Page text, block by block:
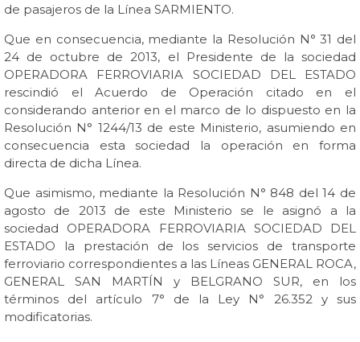
de pasajeros de la Línea SARMIENTO.
Que en consecuencia, mediante la Resolución N° 31 del
24 de octubre de 2013, el Presidente de la sociedad
OPERADORA FERROVIARIA SOCIEDAD DEL ESTADO
rescindió el Acuerdo de Operación citado en el
considerando anterior en el marco de lo dispuesto en la
Resolución N° 1244/13 de este Ministerio, asumiendo en
consecuencia esta sociedad la operación en forma
directa de dicha Línea.
Que asimismo, mediante la Resolución N° 848 del 14 de
agosto de 2013 de este Ministerio se le asignó a la
sociedad OPERADORA FERROVIARIA SOCIEDAD DEL
ESTADO la prestación de los servicios de transporte
ferroviario correspondientes a las Líneas GENERAL ROCA,
GENERAL SAN MARTÍN y BELGRANO SUR, en los
términos del artículo 7° de la Ley N° 26.352 y sus
modificatorias.